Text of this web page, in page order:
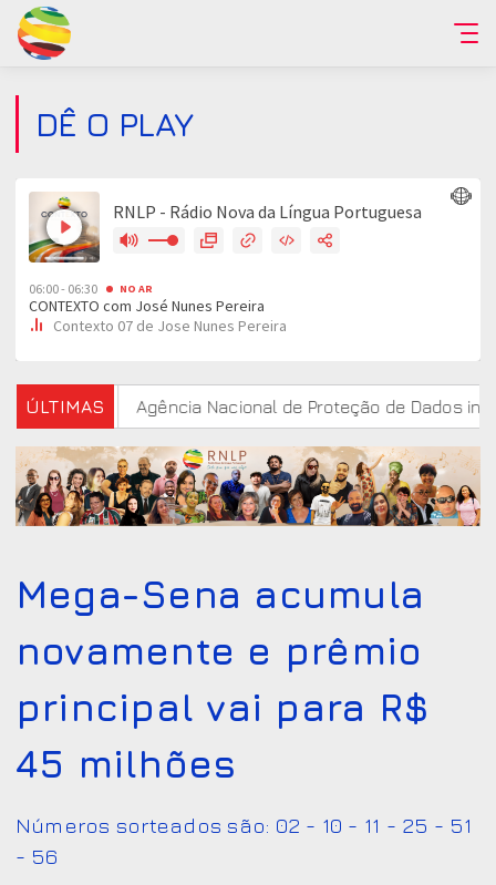
DÊ O PLAY
ÚLTIMASAgência Nacional de Proteção de Dados
Mega-Sena acumula
novamente e prêmio
principal vai para R$
45 milhões
Números sorteados são: 02 - 10 - 11 - 25 - 51
- 56